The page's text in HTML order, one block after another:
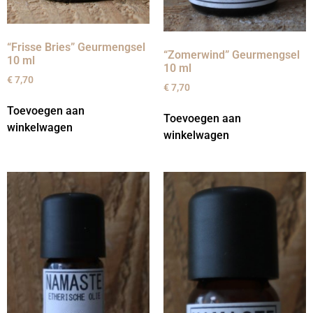
“Frisse Bries” Geurmengsel
10 ml
€7,70
Toevoegen aan
winkelwagen
“Zomerwind” Geurmengsel
10 ml
€7,70
Toevoegen aan
winkelwagen